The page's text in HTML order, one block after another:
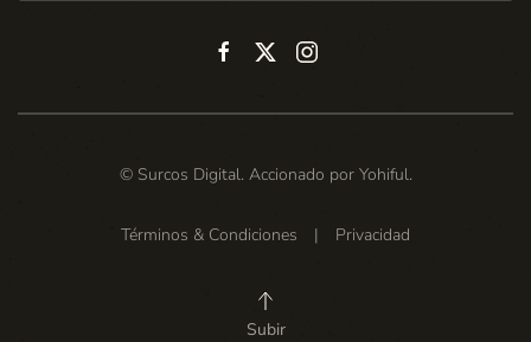
© Surcos Digital. Accionado por Yohiful.
Términos & Condiciones | Privacidad
Subir